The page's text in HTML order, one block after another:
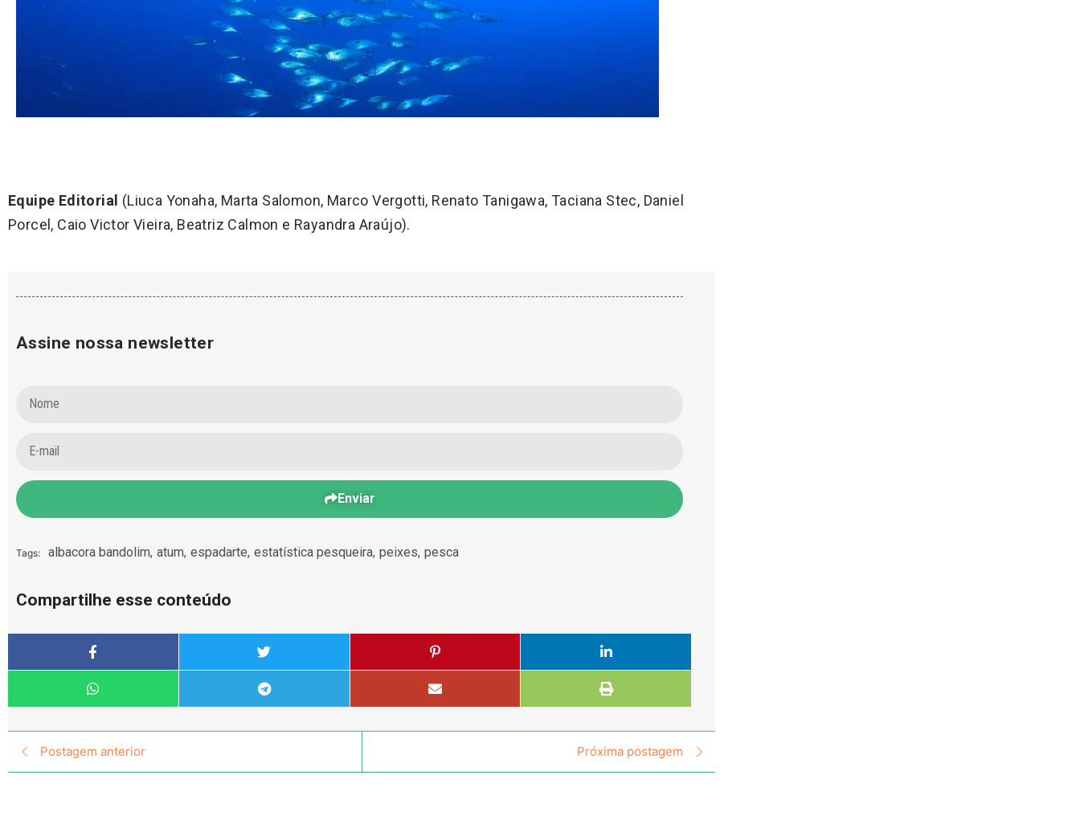
Equipe Editorial (Liuca Yonaha, Marta Salomon, Marco Vergotti, Renato Tanigawa, Taciana Stec, Daniel
Porcel, Caio Victor Vieira, Beatriz Calmon e Rayandra Araújo).
Assine nossa newsletter
Enviar
Tags: albacora bandolim, atum, espadarte, estatística pesqueira, peixes, pesca
Compartilhe esse conteúdo
Postagem anterior Próxima postagem